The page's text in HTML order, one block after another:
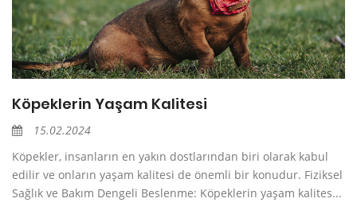
Köpeklerin Yaşam Kalitesi
15.02.2024
Köpekler, insanların en yakın dostlarından biri olarak kabul
edilir ve onların yaşam kalitesi de önemli bir konudur. Fiziksel
Sağlık ve Bakım Dengeli Beslenme: Köpeklerin yaşam kalites...